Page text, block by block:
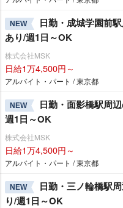
NEW
日勤・成城学園前
あり/週1日～OK
株式会社MSK
日給1万4,500円～
アルバイト・パート / 東京都
NEW
日勤・面影橋駅周
週1日～OK
株式会社MSK
日給1万4,500円～
アルバイト・パート / 東京都
NEW
日勤・三ノ輪橋駅
り/週1日～OK